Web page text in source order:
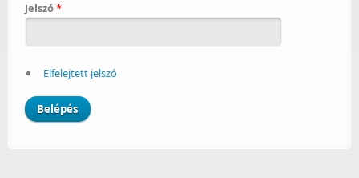
Jelszó*
Elfelejtett jelszó